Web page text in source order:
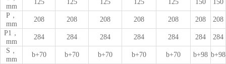
mm
125 125 125 125 125 150
150
P，
mm
208 208 208 208 208 208
208
P1，
mm
284 284 284 284 284 284
284
S，
mm
b+70 b+70 b+70 b+70 b+70 b+98 b+98